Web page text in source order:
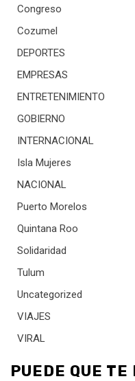
Congreso
Cozumel
DEPORTES
EMPRESAS
ENTRETENIMIENTO
GOBIERNO
INTERNACIONAL
Isla Mujeres
NACIONAL
Puerto Morelos
Quintana Roo
Solidaridad
Tulum
Uncategorized
VIAJES
VIRAL
PUEDE QUE TE